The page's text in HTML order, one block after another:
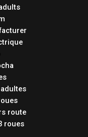
route
roues